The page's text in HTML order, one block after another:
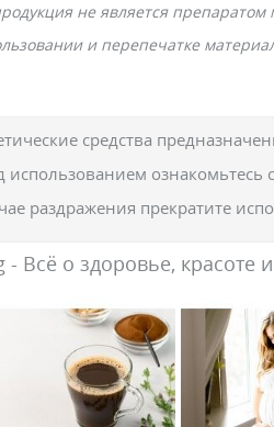
не является препаратом
и перепечатке
средства
использованием ознакомьтесь
раздражения прекратите
- Всё о здоровье, красоте